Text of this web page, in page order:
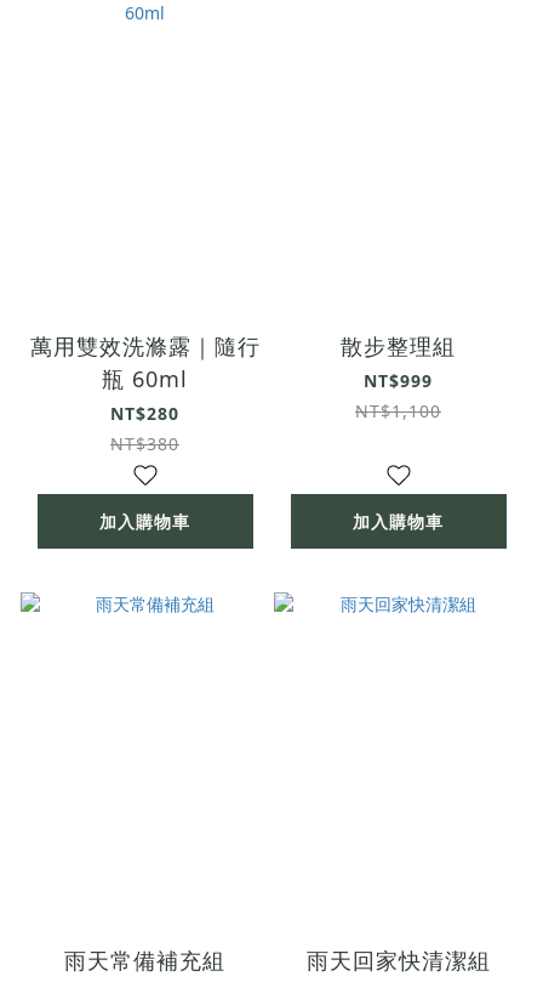
萬用雙效洗滌露｜隨行
瓶 60ml
NT$280
NT$380
加入購物車
散步整理組
NT$999
NT$1,100
加入購物車
雨天常備補充組 雨天回家快清潔組